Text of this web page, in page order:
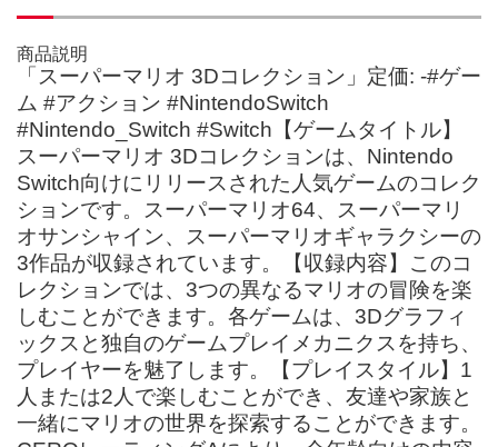
商品説明
「スーパーマリオ 3Dコレクション」定価: -#ゲー
ム #アクション #NintendoSwitch
#Nintendo_Switch #Switch【ゲームタイトル】
スーパーマリオ 3Dコレクションは、Nintendo
Switch向けにリリースされた人気ゲームのコレク
ションです。スーパーマリオ64、スーパーマリ
オサンシャイン、スーパーマリオギャラクシーの
3作品が収録されています。【収録内容】このコ
レクションでは、3つの異なるマリオの冒険を楽
しむことができます。各ゲームは、3Dグラフィ
ックスと独自のゲームプレイメカニクスを持ち、
プレイヤーを魅了します。【プレイスタイル】1
人または2人で楽しむことができ、友達や家族と
一緒にマリオの世界を探索することができます。